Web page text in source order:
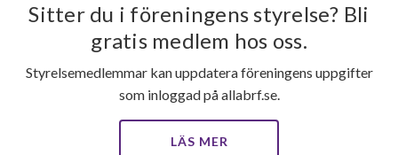
Sitter du i föreningens styrelse? Bli
gratis medlem hos oss.
Styrelsemedlemmar kan uppdatera föreningens uppgifter
som inloggad på allabrf.se.
LÄS MER